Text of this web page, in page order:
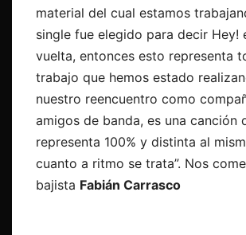
material del cual estamos
single fue elegido para decir Hey!
vuelta, entonces esto representa
trabajo que hemos estado
nuestro reencuentro como
amigos de banda, es una canción
representa 100% y distinta al
cuanto a ritmo se trata”. Nos
bajista Fabián Carrasco